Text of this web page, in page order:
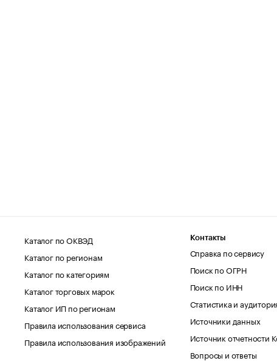
Каталог по ОКВЭД
Каталог по регионам
Каталог по категориям
Каталог торговых марок
Каталог ИП по регионам
Правила использования сервиса
Правила использования изображений
Контакты
Справка по сервису
Поиск по ОГРН
Поиск по ИНН
Статистика и
Источники данных
Источник отчетности
Вопросы и ответы